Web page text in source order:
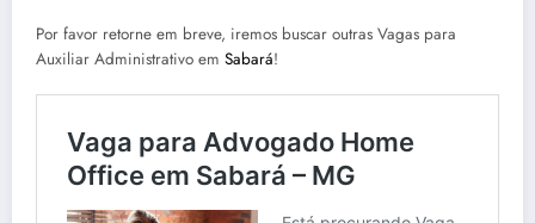
Por favor retorne em breve, iremos buscar outras Vagas para
Auxiliar Administrativo em Sabará!